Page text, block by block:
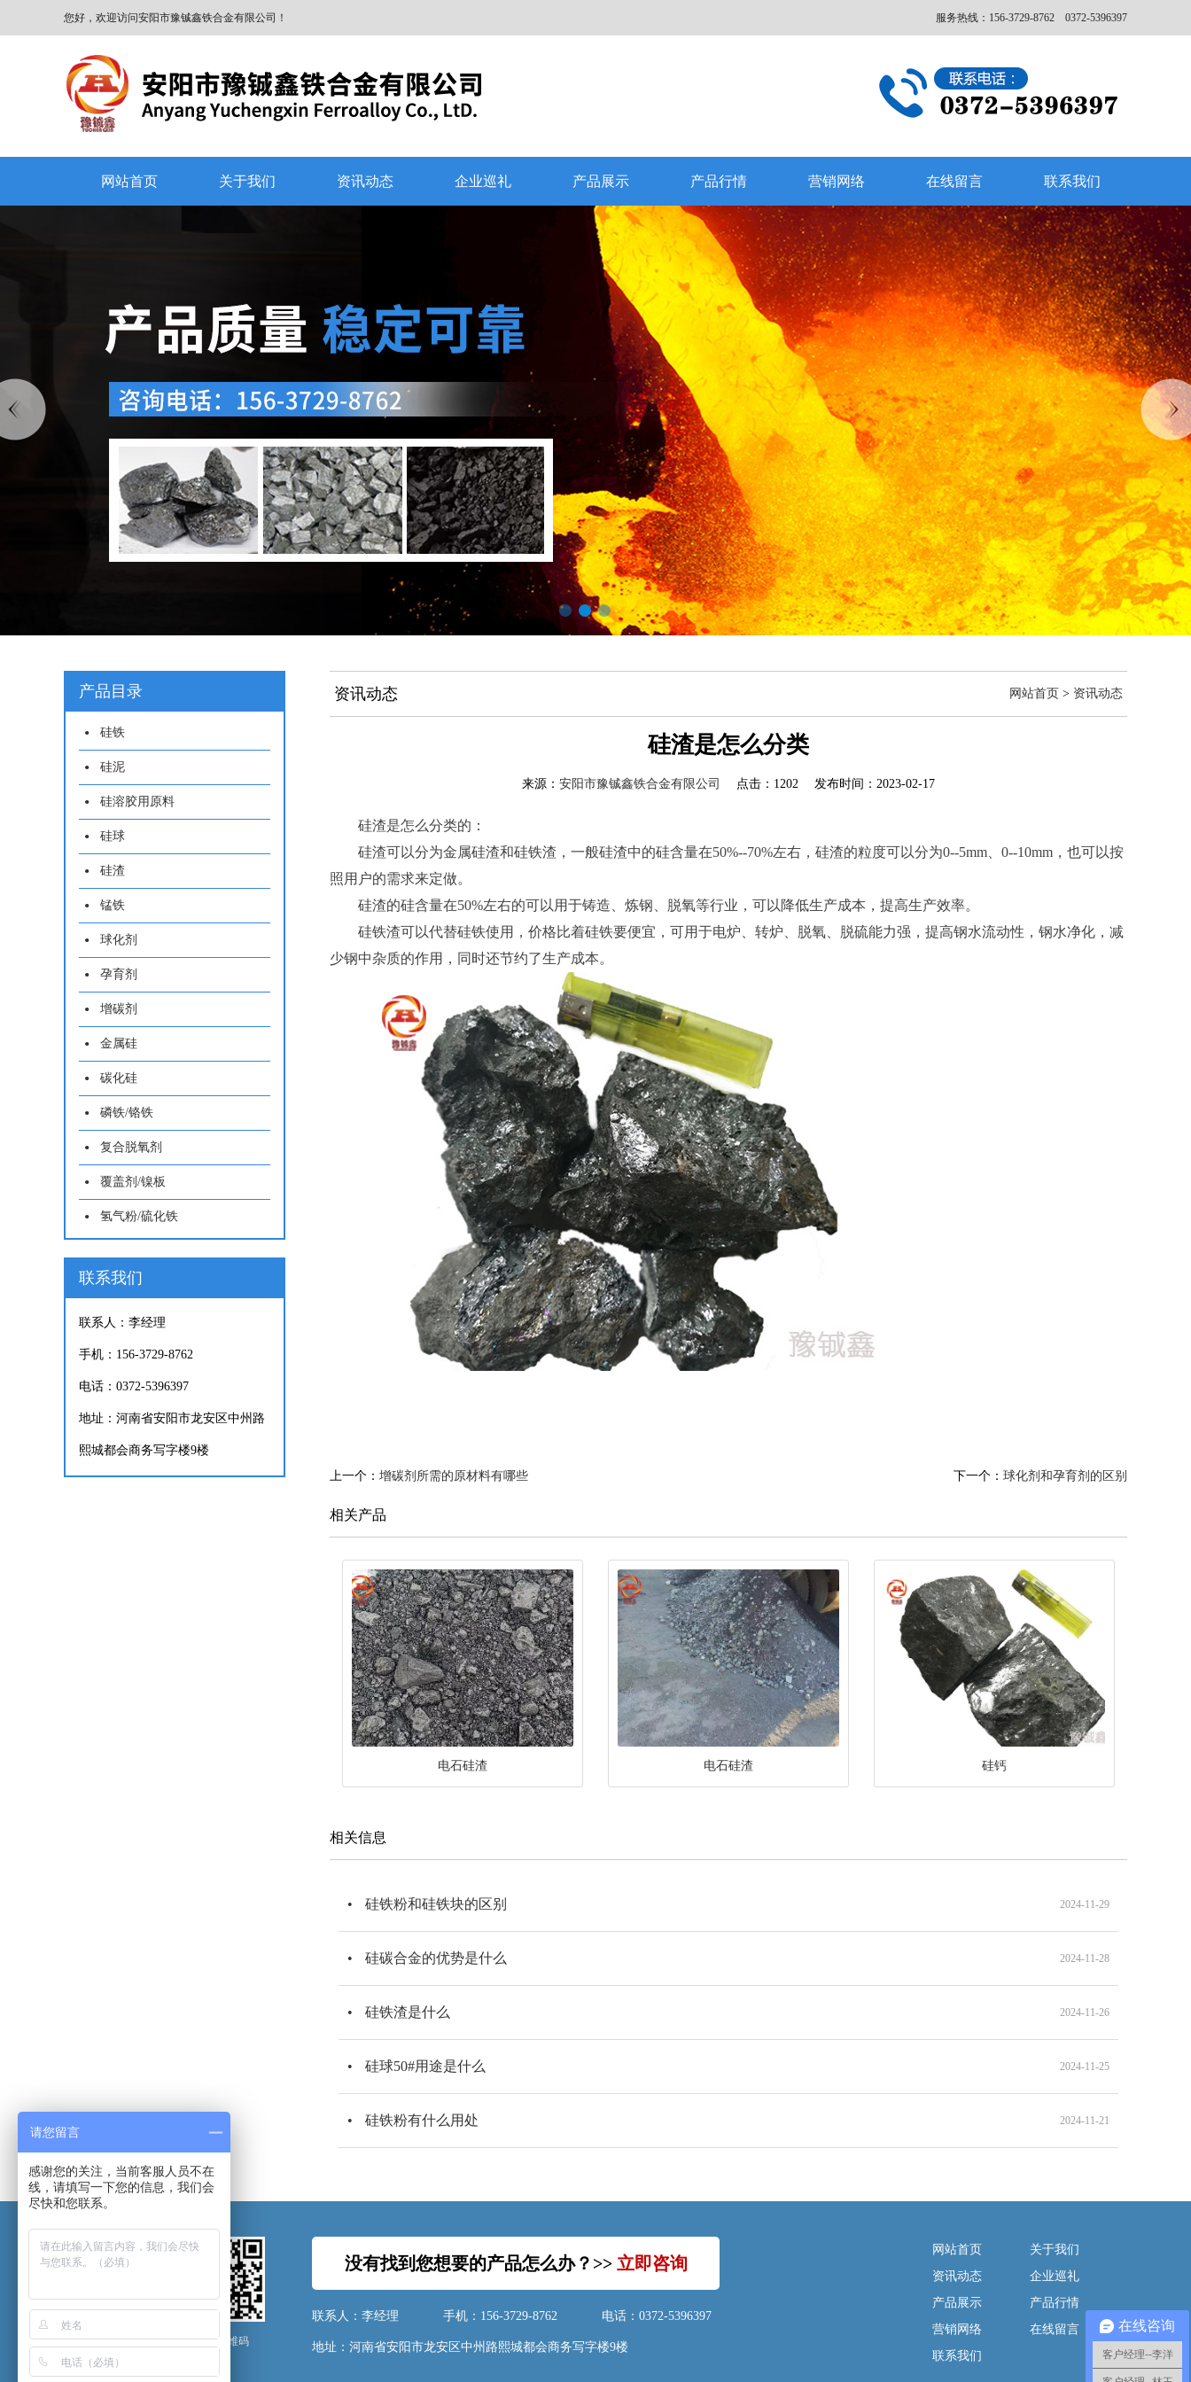
您好，欢迎访问安阳市豫铖鑫铁合金有限公司！ 服务热线：156-3729-8762 0372-5396397
网站首页 关于我们 资讯动态 企业巡礼 产品展示 产品行情 营销网络 在线留言 联系我们
产品目录
硅铁
硅泥
硅溶胶用原料
硅球
硅渣
锰铁
球化剂
孕育剂
增碳剂
金属硅
碳化硅
磷铁/铬铁
复合脱氧剂
覆盖剂/镍板
氢气粉/硫化铁
联系我们
联系人：李经理
手机：156-3729-8762
电话：0372-5396397
地址：河南省安阳市龙安区中州路
熙城都会商务写字楼9楼
资讯动态 网站首页 > 资讯动态
硅渣是怎么分类
来源： 安阳市豫铖鑫铁合金有限公司 点击：1202 发布时间：2023-02-17
硅渣是怎么分类的：
硅渣可以分为金属硅渣和硅铁渣，一般硅渣中的硅含量在50%--70%左右，硅渣的粒度可以分为0--5mm、0--10mm，也可以按
照用户的需求来定做。
硅渣的硅含量在50%左右的可以用于铸造、炼钢、脱氧等行业，可以降低生产成本，提高生产效率。
硅铁渣可以代替硅铁使用，价格比着硅铁要便宜，可用于电炉、转炉、脱氧、脱硫能力强，提高钢水流动性，钢水净化，减
少钢中杂质的作用，同时还节约了生产成本。
上一个： 增碳剂所需的原材料有哪些 下一个： 球化剂和孕育剂的区别
相关产品
电石硅渣 电石硅渣 硅钙
相关信息
硅铁粉和硅铁块的区别 2024-11-29
硅碳合金的优势是什么 2024-11-28
硅铁渣是什么 2024-11-26
硅球50#用途是什么 2024-11-25
硅铁粉有什么用处 2024-11-21
微信公众号 官网二维码
联系人：李经理 手机：156-3729-8762 电话：0372-5396397
地址：河南省安阳市龙安区中州路熙城都会商务写字楼9楼
没有找到您想要的产品怎么办？>> 立即咨询
网站首页
关于我们
资讯动态
企业巡礼
产品展示
产品行情
营销网络
在线留言
联系我们
在线咨询
客户经理--李洋
请您留言
感谢您的关注，当前客服人员不在
线，请填写一下您的信息，我们会
尽快和您联系。